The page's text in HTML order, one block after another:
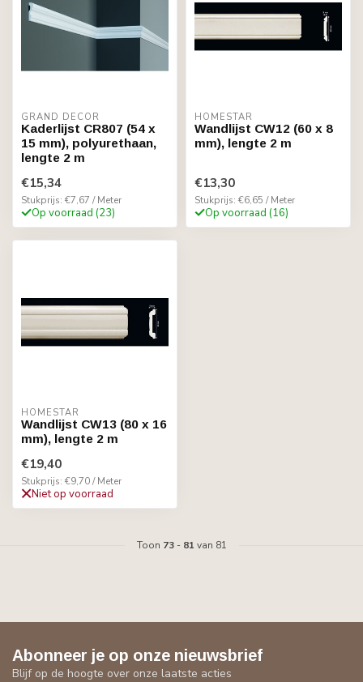
GRAND DECOR
Kaderlijst CR807 (54 x
15 mm), polyurethaan,
lengte 2 m
€15,34
Stukprijs: €7,67 / Meter
Op voorraad (23)
HOMESTAR
Wandlijst CW12 (60 x 8
mm), lengte 2 m
€13,30
Stukprijs: €6,65 / Meter
Op voorraad (16)
HOMESTAR
Wandlijst CW13 (80 x 16
mm), lengte 2 m
€19,40
Stukprijs: €9,70 / Meter
Niet op voorraad
Toon 73- 81 van 81
Abonneer je op onze nieuwsbrief
Blijf op de hoogte over onze laatste acties